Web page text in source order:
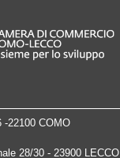
-22100 COMO
28/30 - 23900 LECCO